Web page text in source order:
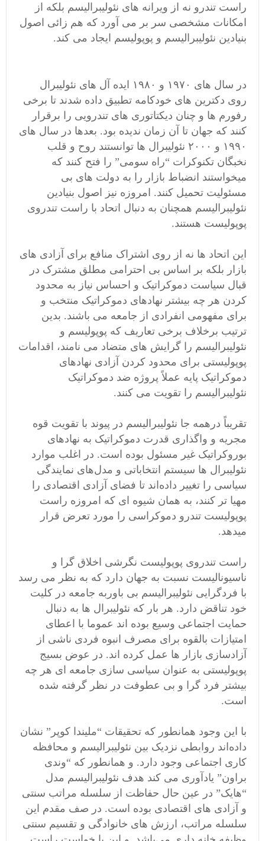
راست تندرو نه از ویرانه های نئولیبرالیسم بلکه از
امکانات مشخصی سر بر می آورد که هم زائی اصول
بنیادین نئولیبرالیسم و پوپولیسم ایجاد می کند.
در سال های ۱۹۷۰ و ۱۹۸۰ ایده آل های نئولیبرال
روی دکترین های خودکامه تطبیق داده شدند تا برخی
رفورم ها و چنان دیکتاتوری های تندرویی را برقرار
کنند که جهان تا آن زمان ندیده بود. بعدها در سال های
۱۹۹۰ و ۲۰۰۰ نئولیبرال ها توانستند روح و قلب
نخبگان تکنوکرات “راه سومی” را فتح کنند که
میخواستند انضباط بازار را به دولت های بی
مسئولیت تحمیل کنند. امروزه نیز اصول بنیادین
نئولیبرالیسم همچنان به دنبال اتحاد با راست تندروی
پوپولیست هستند.
این اتحاد ها نه از روی اشتراک منافع برای آزادی های
بازار بلکه بر اساس بی احترامی مطلق مشترک در
قبال سیاست دموکراتیک و احساس نیاز به محدود
کردن هر چه بیشتر نهادهای دموکراتیک منتخب و
برای مفهومی انفرادی از جامعه می باشند. بدین
ترتیب برخلاف برخی تعاریف که پوپولیسم و
نئولیبرالیسم را گرایش های متضاد می نامند، اقدامات
پوپولیستی برای محدود کردن آزادی نهادهای
دموکراتیک پایه عملاً پروژه ضد دموکراتیک
نئولیبرالیسم را تقویت می کنند.
تقریباً درهمه جا نئولیبرالیسم در پیوند با تقویت قوه
مجریه و واگذاری قدرت دموکراتیک به نهادهای
بوروکراتیک غیر مسئول بوده است. در اغلب موارد
نئولیبرال ها سیستم انتخاباتی و مدل‌های نمایندگی
سیاسی را تغییر داده‌اند تا فضای آزادی اقتصادی را
مهیا تر کنند، به همان شیوه ای که امروزه راست
پوپولیست تندرو دموکراسی را مورد تعرض قرار
میدهد.
راست تندروی پوپولیست نگرشی اخلاق گرا و
ناسیونالیست نسبت به جهان دارد که به نظر می رسد
با فردگرایی نئولیبرالیسم بی باوربه جامعه در کلیت
خود تناقض دارد. هر بار که نئولیبرال ها به دنبال
حمایت اجتماعی وسیع بوده اند عموما با اعطای
امتیازات بالقوه برای مصرف انبوه فردی ناشی از
آزادسازی بازار ها عمل کرده اند. در عوض بسیج
پوپولیستی به عنوان سیاسی سازی جامعه ای هر چه
بیشتر فرد گرا و بی عطوفت در نظر گرفته شده
است.
با این وجود همانطور که تحقیقات “ملیندا کوپر” نشان
داده‌اند روابطی نزدیک بین نئولیبرالیسم و محافظه
کاری اجتماعی وجود دارد. و همانطور که “وندی
براون” یادآوری می کند هدف نئولیبرالیسم مدل
“هایک” در عین حال حفاظت از سلسله مراتب سنتی
و آزادی های اقتصادی بوده است. در صف مقدم این
سلسله مراتب، ارزش های خانوادگی و تقسیم سنتی